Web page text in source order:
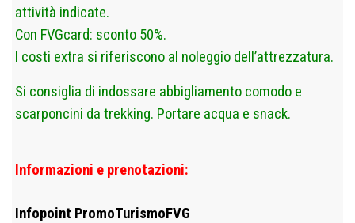
attività indicate.
Con FVGcard: sconto 50%.
I costi extra si riferiscono al noleggio dell’attrezzatura.
Si consiglia di indossare abbigliamento comodo e
scarponcini da trekking. Portare acqua e snack.
Informazioni e prenotazioni:
Infopoint PromoTurismoFVG